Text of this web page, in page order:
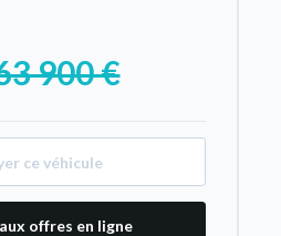
900 €
ce véhicule
offres en ligne